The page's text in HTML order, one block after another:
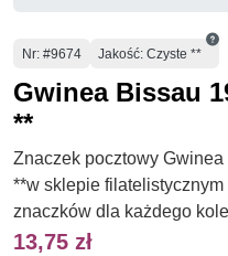
Numer
Nr: #9674 Jakość: Czyste **
Gwinea Bissau
**
Znaczek pocztowy
**w sklepie
znaczków dla każdego
13,75 zł